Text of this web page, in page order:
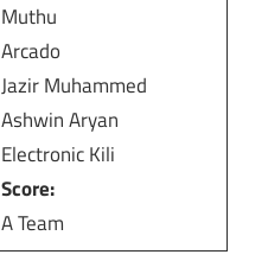
Muthu
Arcado
Jazir Muhammed
Ashwin Aryan
Electronic Kili
Score:
A Team